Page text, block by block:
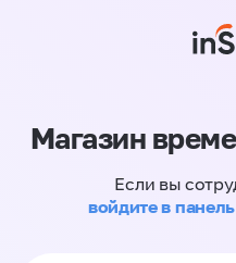
Магазин
Если вы
войдите в